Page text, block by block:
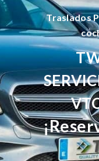
Traslados